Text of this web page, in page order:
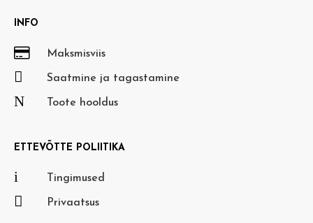
INFO
 Maksmisviis
 Saatmine ja tagastamine
N Toote hooldus
ETTEVÕTTE POLIITIKA
i Tingimused
 Privaatsus